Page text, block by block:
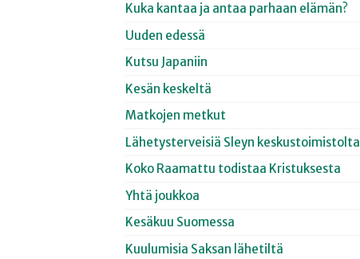
Kuka kantaa ja antaa parhaan elämän?
Uuden edessä
Kutsu Japaniin
Kesän keskeltä
Matkojen metkut
Lähetysterveisiä Sleyn keskustoimistolta
Koko Raamattu todistaa Kristuksesta
Yhtä joukkoa
Kesäkuu Suomessa
Kuulumisia Saksan lähetiltä